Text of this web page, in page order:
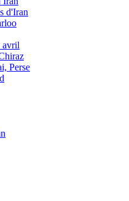
d'Iran
avril
Perse